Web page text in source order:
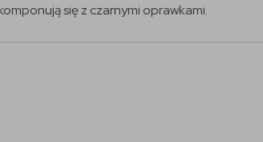
się z czarnymi oprawkami.